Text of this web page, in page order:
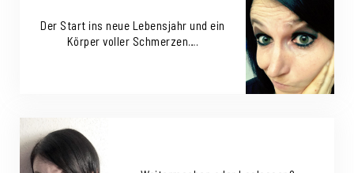
Der Start ins neue Lebensjahr und ein
Körper voller Schmerzen….